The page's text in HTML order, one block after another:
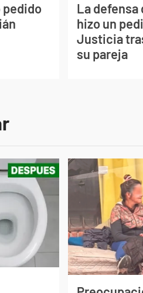
pedido
La defensa
hizo un
Justicia
su pareja